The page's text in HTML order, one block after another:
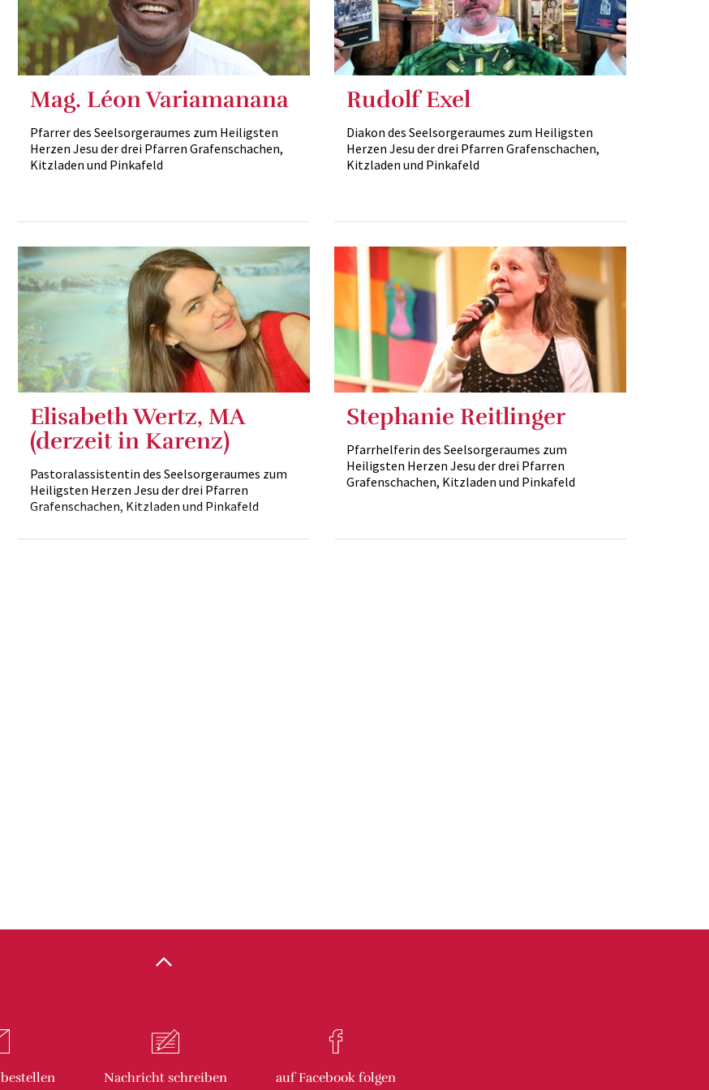
Mag. Léon Variamanana
Pfarrer des Seelsorgeraumes zum Heiligsten
Herzen Jesu der drei Pfarren Grafenschachen,
Kitzladen und Pinkafeld
Rudolf Exel
Diakon des Seelsorgeraumes zum Heiligsten
Herzen Jesu der drei Pfarren Grafenschachen,
Kitzladen und Pinkafeld
Elisabeth Wertz, MA
(derzeit in Karenz)
Pastoralassistentin des Seelsorgeraumes zum
Heiligsten Herzen Jesu der drei Pfarren
Grafenschachen, Kitzladen und Pinkafeld
Stephanie Reitlinger
Pfarrhelferin des Seelsorgeraumes zum
Heiligsten Herzen Jesu der drei Pfarren
Grafenschachen, Kitzladen und Pinkafeld
bestellen Nachricht schreiben auf Facebook folgen